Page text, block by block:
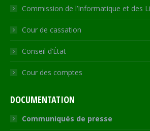
Commission de l’Informatique et des
Cour de cassation
Conseil d’État
Cour des comptes
DOCUMENTATION
Communiqués de presse